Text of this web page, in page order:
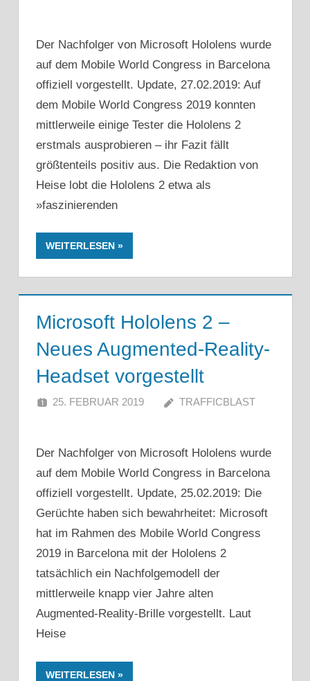
Der Nachfolger von Microsoft Hololens wurde
auf dem Mobile World Congress in Barcelona
offiziell vorgestellt. Update, 27.02.2019: Auf
dem Mobile World Congress 2019 konnten
mittlerweile einige Tester die Hololens 2
erstmals ausprobieren – ihr Fazit fällt
größtenteils positiv aus. Die Redaktion von
Heise lobt die Hololens 2 etwa als
»faszinierenden
WEITERLESEN
Microsoft Hololens 2 –
Neues Augmented-Reality-
Headset vorgestellt
25. FEBRUAR 2019 TRAFFICBLAST
Der Nachfolger von Microsoft Hololens wurde
auf dem Mobile World Congress in Barcelona
offiziell vorgestellt. Update, 25.02.2019: Die
Gerüchte haben sich bewahrheitet: Microsoft
hat im Rahmen des Mobile World Congress
2019 in Barcelona mit der Hololens 2
tatsächlich ein Nachfolgemodell der
mittlerweile knapp vier Jahre alten
Augmented-Reality-Brille vorgestellt. Laut
Heise
WEITERLESEN